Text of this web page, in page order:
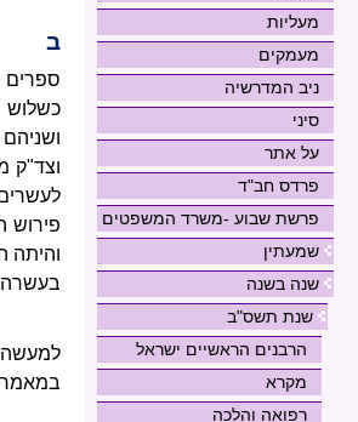
מעליות
מעמקים
ניב המדרשיה
סיני
על אתר
פרדס חב"ד
פרשת שבוע -משרד המשפטים
שמעתין
שנה בשנה
שנת תשס"ב
הרבנים הראשיים ישראל
מקרא
רפואה והלכה
ב
וצד"ק
לעשרים
פירוש
והיתה
בעשרה
למעשה
במאמר